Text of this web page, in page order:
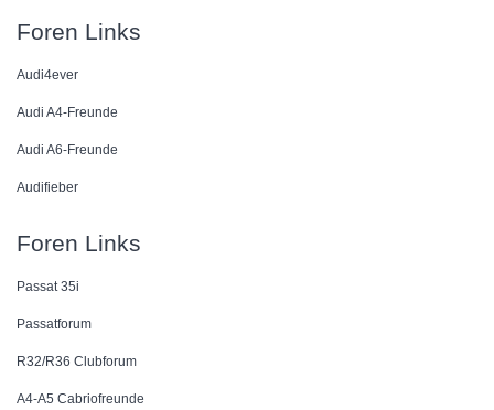
Foren Links
Audi4ever
Audi A4-Freunde
Audi A6-Freunde
Audifieber
Foren Links
Passat 35i
Passatforum
R32/R36 Clubforum
A4-A5 Cabriofreunde